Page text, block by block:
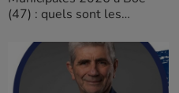
(47) : quels sont les
second tour